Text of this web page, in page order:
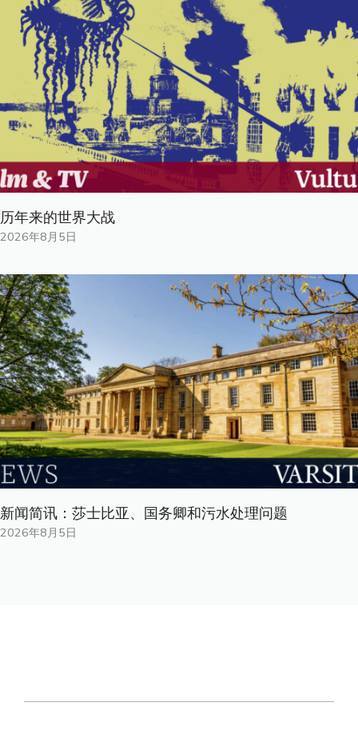
历年来的世界大战
2026年8月5日
新闻简讯：莎士比亚、国务卿和污水处理问题
2026年8月5日